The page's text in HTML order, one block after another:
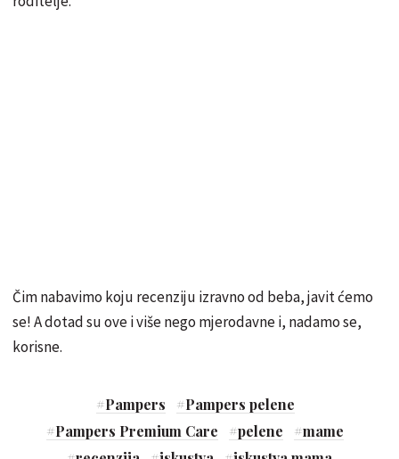
Čim nabavimo koju recenziju izravno od beba, javit ćemo
se! A dotad su ove i više nego mjerodavne i, nadamo se,
korisne.
#Pampers #Pampers pelene
#Pampers Premium Care #pelene #mame